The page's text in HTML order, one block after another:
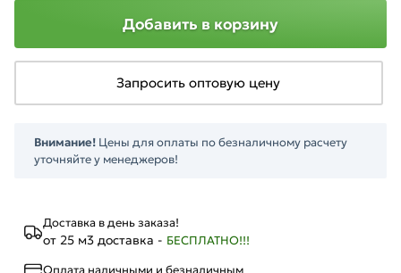
Доставка в день заказа!
от 25 м3 доставка - БЕСПЛАТНО!!!
Оплата наличными и безналичным
Добавить в корзину
Запросить оптовую цену
Внимание! Цены для оплаты по безналичному расчету
уточняйте у менеджеров!